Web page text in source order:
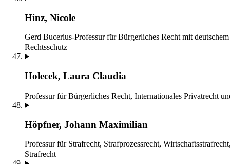
Hinz, Nicole
Gerd Bucerius-Professur für Bürgerliches Recht mit
Rechtsschutz
Holecek, Laura Claudia
Professur für Bürgerliches Recht, Internationales Privatrecht
Höpfner, Johann Maximilian
Professur für Strafrecht, Strafprozessrecht,
Strafrecht